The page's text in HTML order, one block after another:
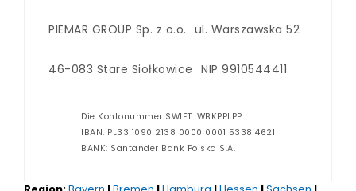
PIEMAR GROUP Sp. z o.o. ul. Warszawska 52
46-083 Stare Siołkowice NIP 9910544411
Die Kontonummer SWIFT: WBKPPLPP
IBAN: PL33 1090 2138 0000 0001 5338 4621
BANK: Santander Bank Polska S.A.